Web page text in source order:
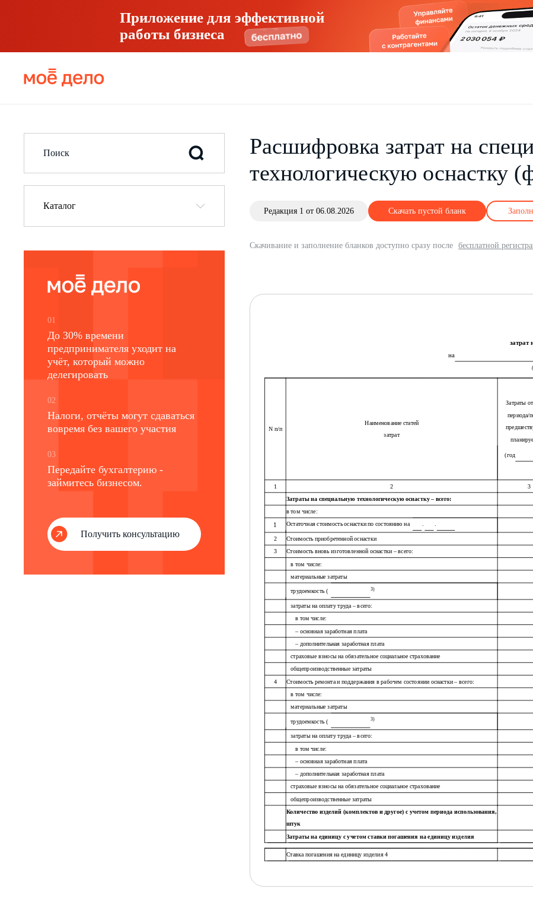
Приложение для эффективной
работы бизнеса
Каталог
01
До 30% времени
предпринимателя уходит на
учёт, который можно
делегировать
02
Налоги, отчёты могут сдаваться
вовремя без вашего участия
03
Передайте бухгалтерию -
займитесь бизнесом.
Получить консультацию
Расшифровка затрат на
технологическую оснастку
Редакция 1 от 06.08.2026 Скачать пустой бланк
Скачивание и заполнение бланков доступно сразу после бесплатной
затрат
на
N п/п
Наименование статей
затрат
Затраты
периода/
(год
1 2 3
Затраты на специальную технологическую оснастку – всего:
в том числе:
1 Остаточная стоимость оснастки по состоянию на . .
2
Стоимость приобретенной оснастки
3
Стоимость вновь изготовленной оснастки – всего:
в том числе:
материальные затраты
трудоемкость ( 3)
затраты на оплату труда – всего:
в том числе:
– основная заработная плата
– дополнительная заработная плата
страховые взносы на обязательное социальное страхование
общепроизводственные затраты
4
Стоимость ремонта и поддержания в рабочем состоянии оснастки – всего:
в том числе:
материальные затраты
трудоемкость ( 3)
затраты на оплату труда – всего:
в том числе:
– основная заработная плата
– дополнительная заработная плата
страховые взносы на обязательное социальное страхование
общепроизводственные затраты
Количество изделий (комплектов и другое) с учетом периода использования,
штук
Затраты на единицу с учетом ставки погашения на единицу изделия
Ставка погашения на единицу изделия 4